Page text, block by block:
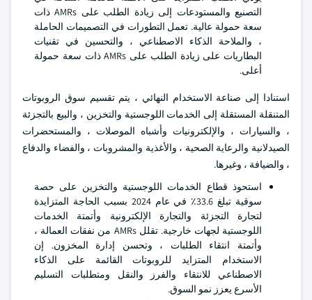
التصنيع والمستودعات إلى زيادة الطلب على AMRs ذات
سعة حمولة عالية. تعمل التطورات في التصميمات الحاملة
، والملاحة الذكاء الاصطناعي ، والتحسين في تقنيات
البطاريات على زيادة الطلب على AMRs ذات سعة حمولة
أعلى.
استنادا إلى صناعة الاستخدام النهائي ، يتم تقسيم سوق الروبوتات
المتنقلة المستقلة إلى الخدمات اللوجستية والتخزين ، والبيع بالتجزئة
، والسيارات ، والإلكترونيات وأشباه الموصلات ، والمستحضرات
الصيدلانية والرعاية الصحية ، والأغذية والمشروبات ، والفضاء والدفاع
، والضيافة ، وغيرها.
استحوذ قطاع الخدمات اللوجستية والتخزين على حصة
سوقية تبلغ 33.6٪ في عام 2024 بسبب الحاجة المتزايدة
لتجارة التجزئة والتجارة الإلكترونية وأتمتة الخدمات
اللوجستية لجهات خارجية. تقلل AMRs من نفقات العمالة ،
وأتمتة انتقاء الطلبات ، وتحسن إدارة المخزون. إن
الاستخدام المتزايد للروبوتات القائمة على الذكاء
الاصطناعي للانتقاء والفرز والنقل ومتطلبات التسليم
الأسرع يعزز نمو السوق.